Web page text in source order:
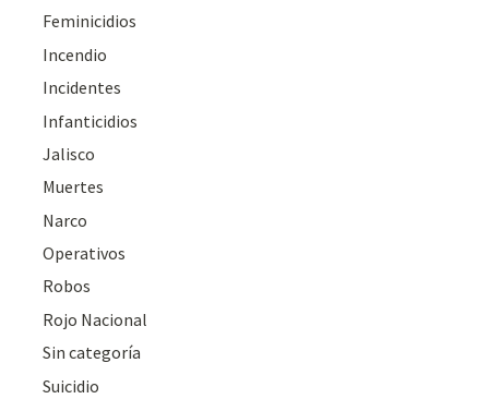
Feminicidios
Incendio
Incidentes
Infanticidios
Jalisco
Muertes
Narco
Operativos
Robos
Rojo Nacional
Sin categoría
Suicidio